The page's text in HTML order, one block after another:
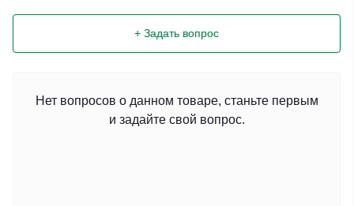
+ Задать вопрос
Нет вопросов о данном товаре, станьте первым
и задайте свой вопрос.